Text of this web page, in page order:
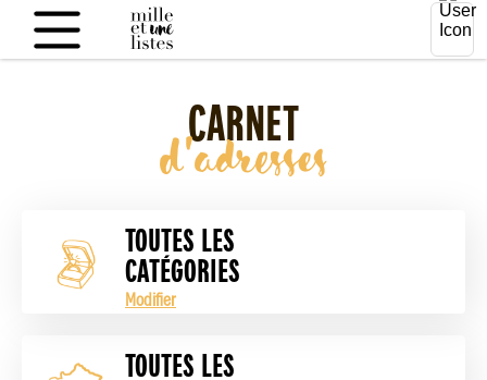
CARNET
d'adresses
TOUTES LES
CATÉGORIES
Modifier
TOUTES LES